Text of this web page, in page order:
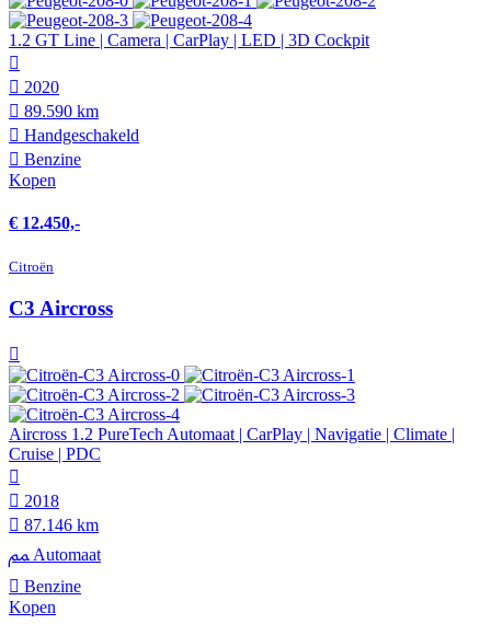
1.2 GT Line | Camera | CarPlay | LED | 3D Cockpit
2020
89.590 km
Hand­geschakeld
Benzine
Kopen
€ 12.450,-
Citroën
C3 Aircross
Aircross 1.2 PureTech Automaat | CarPlay | Navigatie | Climate |
Cruise | PDC
2018
87.146 km
Automaat
Benzine
Kopen